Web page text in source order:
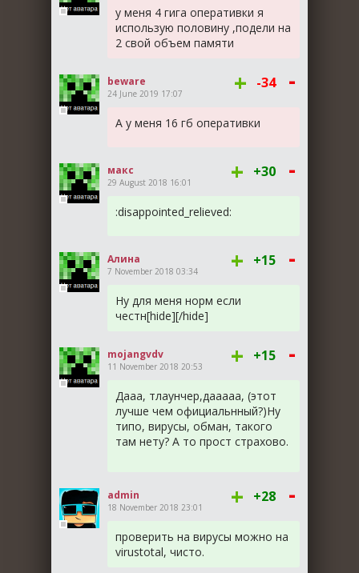
у меня 4 гига оперативки я
использую половину ,подели на
2 свой объем памяти
beware
24 June 2019 17:07 + -34 -
А у меня 16 гб оперативки
макс
29 August 2018 16:01 + +30 -
:disappointed_relieved:
Алина
7 November 2018 03:34 + +15 -
Ну для меня норм если
честн[hide][/hide]
mojangvdv
11 November 2018 20:53 + +15 -
Дааа, тлаунчер,дааааа, (этот
лучше чем официальнный?)Ну
типо, вирусы, обман, такого
там нету? А то прост страхово.
admin
18 November 2018 23:01 + +28 -
проверить на вирусы можно на
virustotal, чисто.